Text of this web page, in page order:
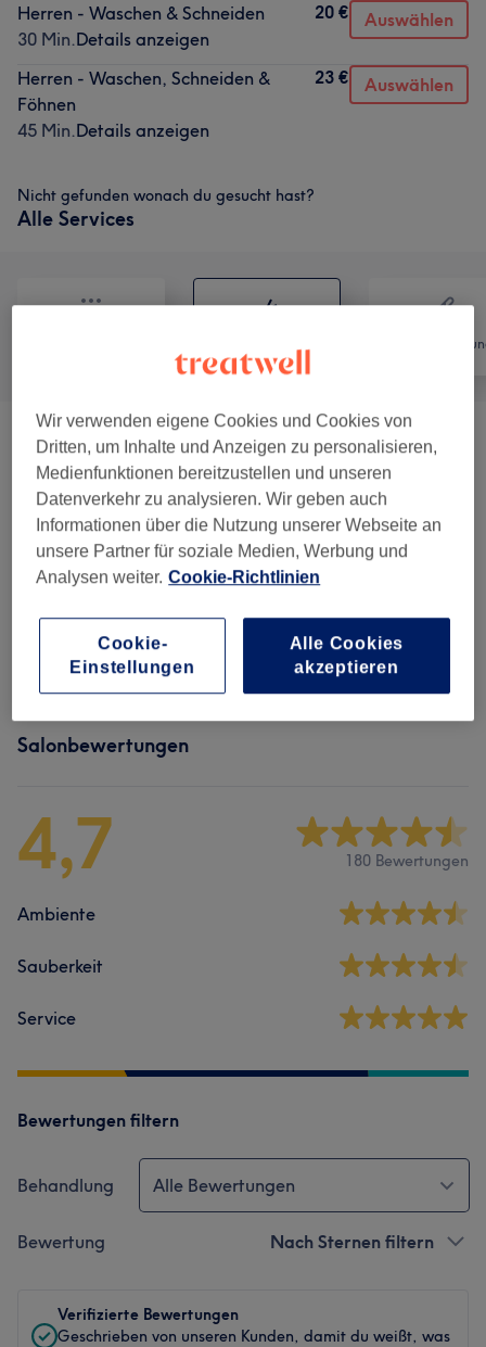
Herren - Waschen & Schneiden
30 Min.Details anzeigen
20 € Auswählen
Herren - Waschen, Schneiden &
Föhnen
45 Min.Details anzeigen
23 € Auswählen
Nicht gefunden wonach du gesucht hast?
Alle Services
Damen - Haarschnitte & Stylings (7) ab 25 €
Damen - Farbe & Coloration (5) ab 39,90 €
Haarkuren & Pflege (1) 10 €
Haarverlängerung ( 3
Salonbewertungen
4,7 180 Bewertungen
Ambiente
Sauberkeit
Service
Bewertungen filtern
Behandlung Alle Bewertungen
Bewertung Nach Sternen filtern
Verifizierte Bewertungen
Geschrieben von unseren Kunden, damit du weißt, was
Wir verwenden eigene Cookies und Cookies von
Dritten, um Inhalte und Anzeigen zu personalisieren,
Medienfunktionen bereitzustellen und unseren
Datenverkehr zu analysieren. Wir geben auch
Informationen über die Nutzung unserer Webseite an
unsere Partner für soziale Medien, Werbung und
Analysen weiter. Cookie-Richtlinien
Cookie-
Einstellungen
Alle Cookies
akzeptieren